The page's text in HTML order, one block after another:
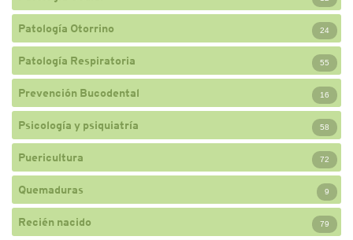
Patología Otorrino 24
Patología Respiratoria 55
Prevención Bucodental 16
Psicología y psiquiatría 58
Puericultura 72
Quemaduras 9
Recién nacido 79